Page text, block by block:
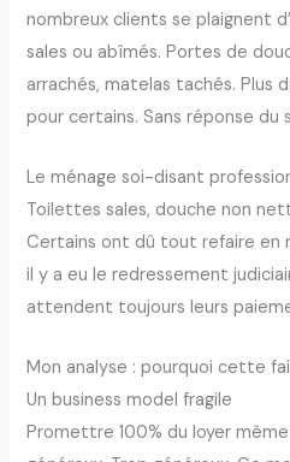
nombreux clients se plaignent
sales ou abîmés. Portes de
arrachés, matelas tachés. Plus
pour certains. Sans réponse du
Le ménage soi-disant
Toilettes sales, douche non
Certains ont dû tout refaire en
il y a eu le redressement
attendent toujours leurs
Mon analyse : pourquoi cette
Un business model fragile
Promettre 100% du loyer